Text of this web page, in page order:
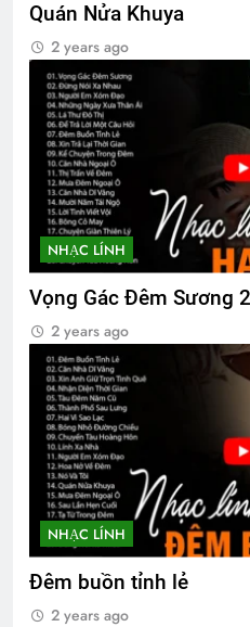
CTBCTY
Phân Ưu
Tâm thu gửi
2 Years Ago
2 Years Ago
NẾU ANH
Quán Nửa Khuya
2 years ago
NHẠC LÍNH
Vọng Gác Đêm Sương 2
2 years ago
NHẠC LÍNH
Đêm buồn tỉnh lẻ
2 years ago